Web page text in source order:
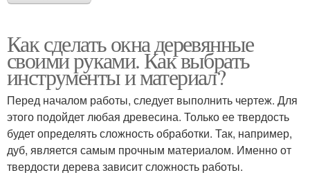
Как сделать окна деревянные
своими руками. Как выбрать
инструменты и материал?
Перед началом работы, следует выполнить чертеж. Для
этого подойдет любая древесина. Только ее твердость
будет определять сложность обработки. Так, например,
дуб, является самым прочным материалом. Именно от
твердости дерева зависит сложность работы.